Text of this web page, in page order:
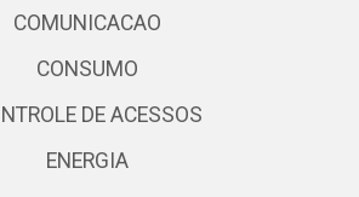
COMUNICACAO
CONSUMO
DE ACESSOS
ENERGIA